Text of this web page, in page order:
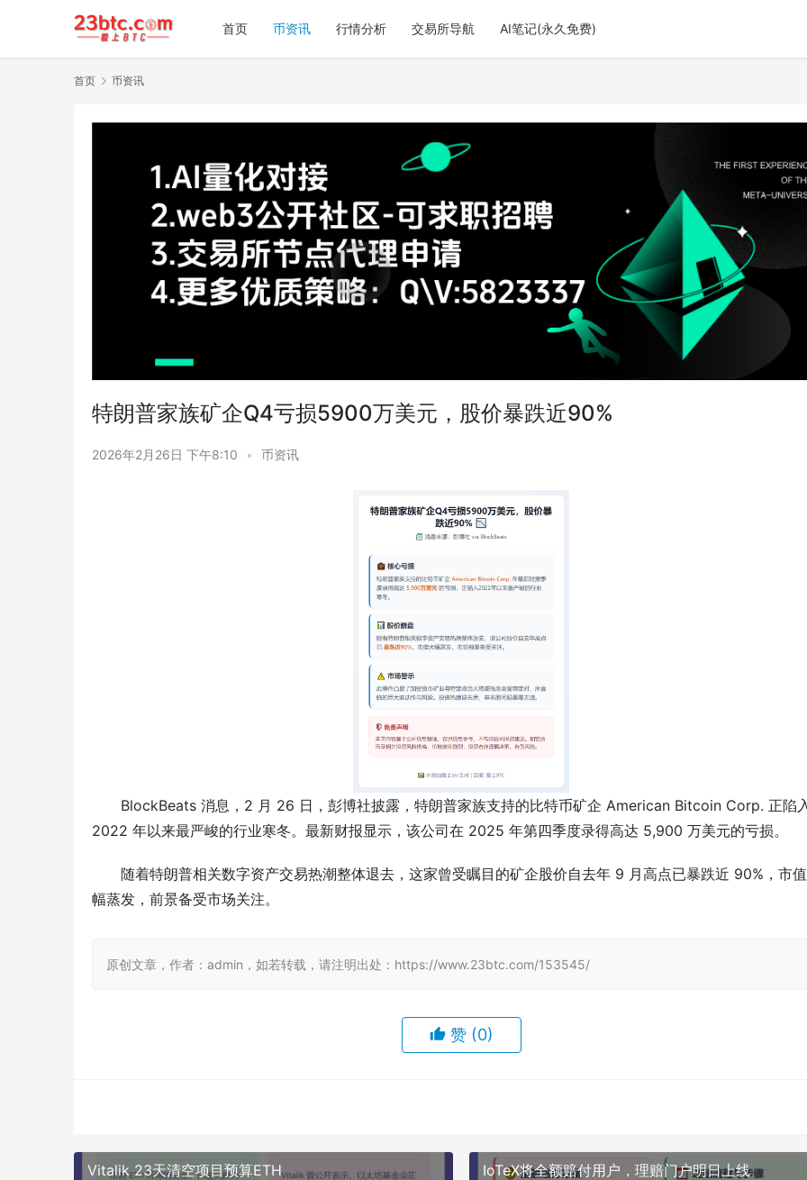
首页 币资讯 行情分析 交易所导航 AI笔记(永久免费)
首页 币资讯
特朗普家族矿企Q4亏损5900万美元，股价暴跌近90%
2026年2月26日 下午8:10 • 币资讯
BlockBeats 消息，2 月 26 日，彭博社披露，特朗普家族支持的比特币矿企 American Bitcoin Corp. 正陷
2022 年以来最严峻的行业寒冬。最新财报显示，该公司在 2025 年第四季度录得高达 5,900 万美元的亏损。
随着特朗普相关数字资产交易热潮整体退去，这家曾受瞩目的矿企股价自去年 9 月高点已暴跌近 90%，市
幅蒸发，前景备受市场关注。
原创文章，作者：admin，如若转载，请注明出处：https://www.23btc.com/153545/
赞 (0)
Vitalik 23天清空项目预算ETH IoTeX将全额赔付用户，理赔门户明日上线